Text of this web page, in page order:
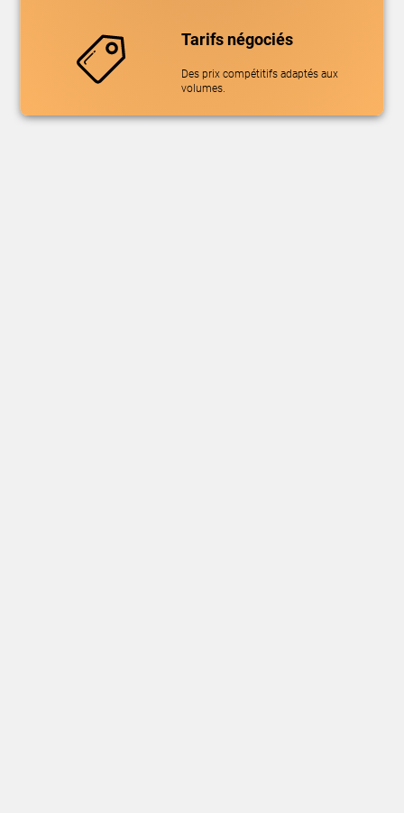
Tarifs négociés
Des prix compétitifs adaptés aux
volumes.